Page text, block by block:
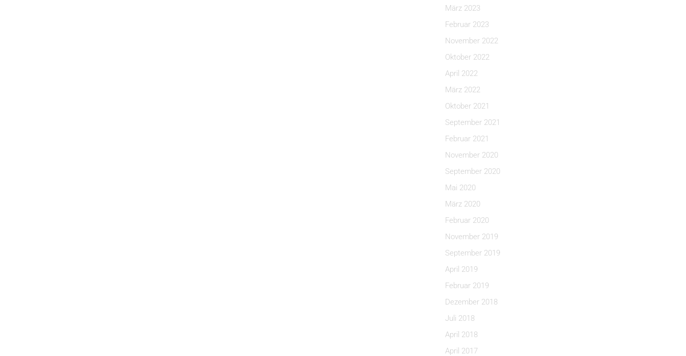
März 2023
Februar 2023
November 2022
Oktober 2022
April 2022
März 2022
Oktober 2021
September 2021
Februar 2021
November 2020
September 2020
Mai 2020
März 2020
Februar 2020
November 2019
September 2019
April 2019
Februar 2019
Dezember 2018
Juli 2018
April 2018
April 2017